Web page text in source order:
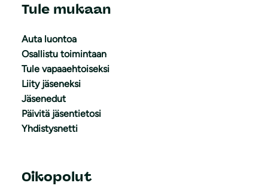
Tule mukaan
Auta luontoa
Osallistu toimintaan
Tule vapaaehtoiseksi
Liity jäseneksi
Jäsenedut
Päivitä jäsentietosi
Yhdistysnetti
Oikopolut